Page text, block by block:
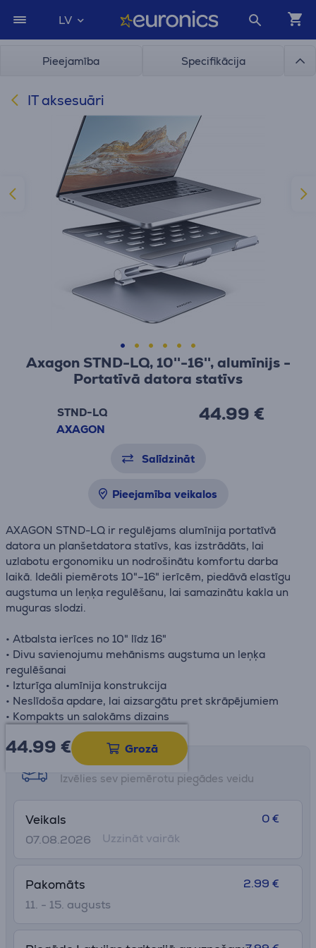
LV
Pieejamība Specifikācija
IT aksesuāri
Axagon STND-LQ, 10''-16'', alumīnijs -
Portatīvā datora statīvs
STND-LQ
AXAGON
44.99 €
Salīdzināt
Pieejamība veikalos
AXAGON STND-LQ ir regulējams alumīnija portatīvā
datora un planšetdatora statīvs, kas izstrādāts, lai
uzlabotu ergonomiku un nodrošinātu komfortu darba
laikā. Ideāli piemērots 10"–16" ierīcēm, piedāvā elastīgu
augstuma un leņķa regulēšanu, lai samazinātu kakla un
muguras slodzi.
• Atbalsta ierīces no 10" līdz 16"
• Divu savienojumu mehānisms augstuma un leņķa
regulēšanai
• Izturīga alumīnija konstrukcija
• Neslīdoša apdare, lai aizsargātu pret skrāpējumiem
• Kompakts un salokāms dizains
44.99 € Grozā
Saņemšanas iespējas
Izvēlies sev piemērotu piegādes veidu
Veikals
07.08.2026
0 €
Uzzināt vairāk
Pakomāts
11. - 15. augusts
2.99 €